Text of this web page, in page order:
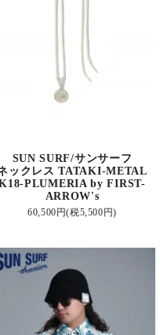
SUN SURF/サンサーフ
ックレス TATAKI-METAL
PLUMERIA by FIRST-
ARROW's
60,500円(税5,500円)